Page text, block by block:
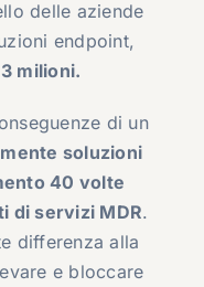
delle aziende
endpoint,
milioni.
di un
soluzioni
40 volte
di servizi MDR.
differenza alla
e bloccare